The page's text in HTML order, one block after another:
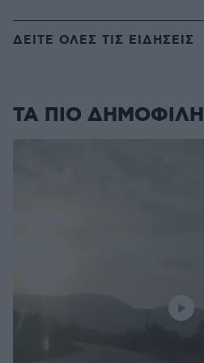
ΔΕΙΤΕ ΟΛΕΣ ΤΙΣ ΕΙΔΗΣΕΙΣ
ΤΑ ΠΙΟ ΔΗΜΟΦΙΛΗ